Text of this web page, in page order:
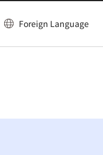
Foreign Language